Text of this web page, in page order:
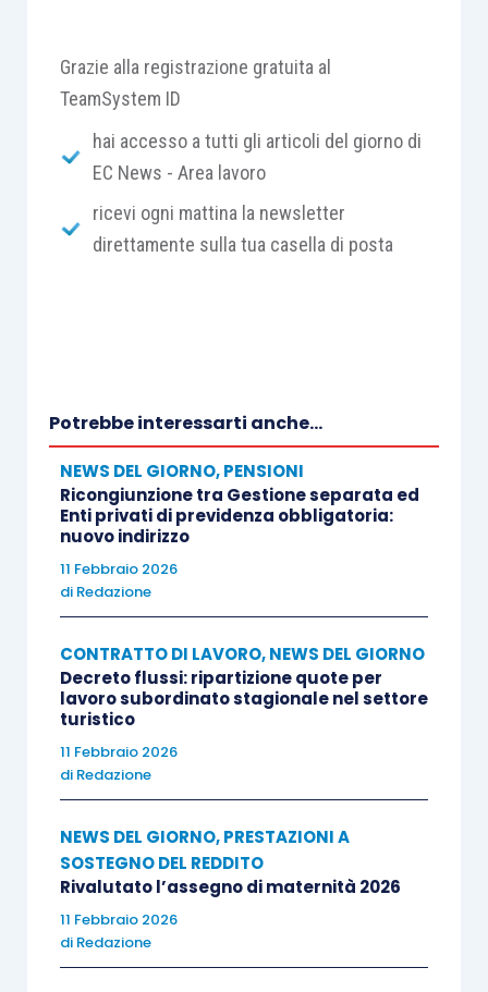
indeterminato, l’esonero spetta anche nei
casi in cui il lavoratore sia assunto da due
ambedue i rapporti, purché la data di
decorrenza dei predetti rapporti di lavoro
sia la medesima;
mancato superamento del periodo di
prova o per dimissioni del lavoratore;
l’incentivo non spetta per i lavoratori già
titolari di un rapporto a tempo
indeterminato che, nei casi di cambi
appalto di servizi, transitino dal cedente al
in caso di cessione del contratto a tempo
indeterminato, con passaggio del
dipendente al cessionario, la fruizione del
beneficio già riconosciuto al datore di
lavoro cedente può essere trasferita al
subentrante per il periodo residuo non
goduto;
Grazie alla registrazione gratuita al
TeamSystem ID
hai accesso a tutti gli articoli del giorno di
EC News - Area lavoro
ricevi ogni mattina la newsletter
direttamente sulla tua casella di posta
Potrebbe interessarti anche...
NEWS DEL GIORNO,PENSIONI
Ricongiunzione tra Gestione separata ed
Enti privati di previdenza obbligatoria:
nuovo indirizzo
11 Febbraio 2026
di Redazione
CONTRATTO DI LAVORO,NEWS DEL GIORNO
Decreto flussi: ripartizione quote per
lavoro subordinato stagionale nel settore
turistico
11 Febbraio 2026
di Redazione
NEWS DEL GIORNO,PRESTAZIONI A
SOSTEGNO DEL REDDITO
Rivalutato l’assegno di maternità 2026
11 Febbraio 2026
di Redazione